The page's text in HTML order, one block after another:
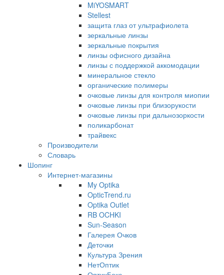
MiYOSMART
Stellest
защита глаз от ультрафиолета
зеркальные линзы
зеркальные покрытия
линзы офисного дизайна
линзы с поддержкой аккомодации
минеральное стекло
органические полимеры
очковые линзы для контроля миопии
очковые линзы при близорукости
очковые линзы при дальнозоркости
поликарбонат
трайвекс
Производители
Словарь
Шопинг
Интернет-магазины
My Optika
OpticTrend.ru
Optika Outlet
RB OCHKI
Sun-Season
Галерея Очков
Деточки
Культура Зрения
НетОптик